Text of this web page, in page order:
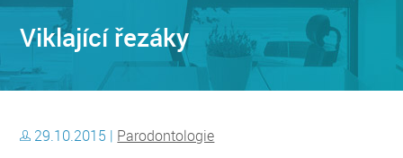
Viklající řezáky
29.10.2015 | Parodontologie